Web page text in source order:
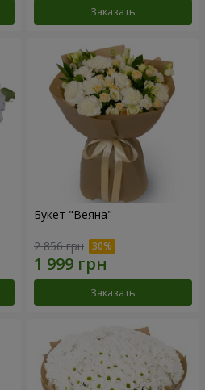
Заказать
Букет "Веяна"
2 856 грн
Заказать